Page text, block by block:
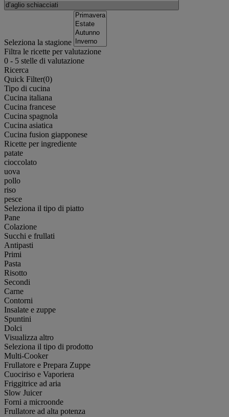
Seleziona la stagione
Filtra le ricette per valutazione
0 - 5 stelle di valutazione
Ricerca
Quick Filter(0)
Tipo di cucina
Cucina italiana
Cucina francese
Cucina spagnola
Cucina asiatica
Cucina fusion giapponese
Ricette per ingrediente
patate
cioccolato
uova
pollo
riso
pesce
Seleziona il tipo di piatto
Pane
Colazione
Succhi e frullati
Antipasti
Primi
Pasta
Risotto
Secondi
Carne
Contorni
Insalate e zuppe
Spuntini
Dolci
Visualizza altro
Seleziona il tipo di prodotto
Multi-Cooker
Frullatore e Prepara Zuppe
Cuociriso e Vaporiera
Friggitrice ad aria
Slow Juicer
Forni a microonde
Frullatore ad alta potenza